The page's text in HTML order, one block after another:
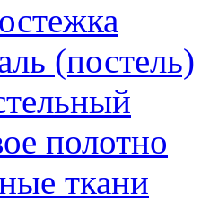
(постель)
полотно
ткани